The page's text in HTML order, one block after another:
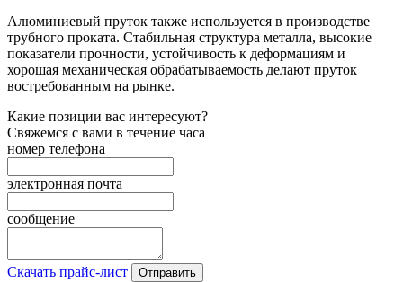
Алюминиевый пруток также используется в производстве
трубного проката. Стабильная структура металла, высокие
показатели прочности, устойчивость к деформациям и
хорошая механическая обрабатываемость делают пруток
востребованным на рынке.
Какие позиции вас интересуют?
Свяжемся с вами в течение часа
номер телефона
электронная почта
сообщение
Скачать прайс-лист Отправить